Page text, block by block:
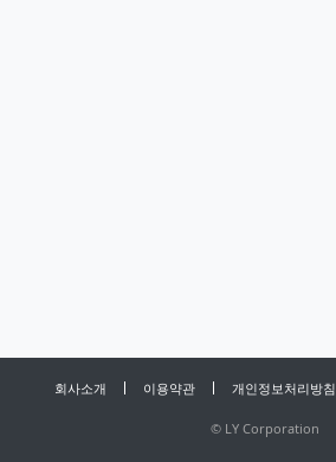
회사소개 이용약관 개인정보처리방침
© LY Corporation